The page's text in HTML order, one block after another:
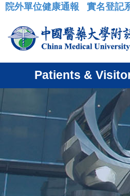
:::
院外單位健康通報 實名登記
Patients &